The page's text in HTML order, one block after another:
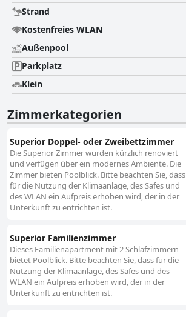
Strand
Kostenfreies WLAN
Außenpool
Parkplatz
Klein
Zimmerkategorien
Superior Doppel- oder Zweibettzimmer
Die Superior Zimmer wurden kürzlich renoviert
und verfügen über ein modernes Ambiente. Die
Zimmer bieten Poolblick. Bitte beachten Sie, dass
für die Nutzung der Klimaanlage, des Safes und
des WLAN ein Aufpreis erhoben wird, der in der
Unterkunft zu entrichten ist.
Superior Familienzimmer
Dieses Familienapartment mit 2 Schlafzimmern
bietet Poolblick. Bitte beachten Sie, dass für die
Nutzung der Klimaanlage, des Safes und des
WLAN ein Aufpreis erhoben wird, der in der
Unterkunft zu entrichten ist.